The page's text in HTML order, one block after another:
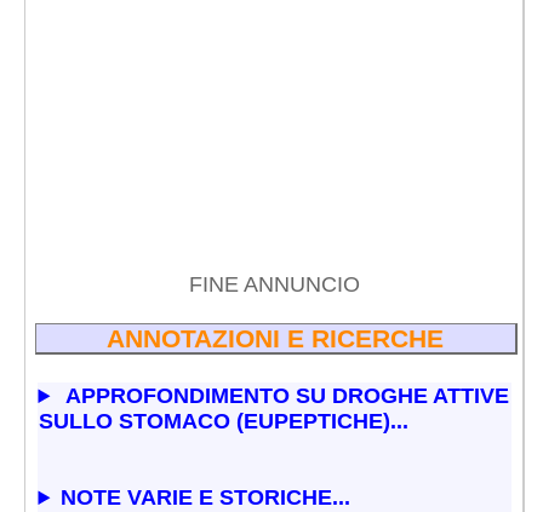
FINE ANNUNCIO
ANNOTAZIONI E RICERCHE
APPROFONDIMENTO SU DROGHE ATTIVE
SULLO STOMACO (EUPEPTICHE)...
NOTE VARIE E STORICHE...